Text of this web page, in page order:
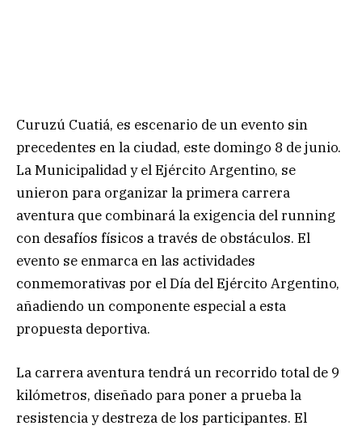
Curuzú Cuatiá, es escenario de un evento sin
precedentes en la ciudad, este domingo 8 de junio.
La Municipalidad y el Ejército Argentino, se
unieron para organizar la primera carrera
aventura que combinará la exigencia del running
con desafíos físicos a través de obstáculos. El
evento se enmarca en las actividades
conmemorativas por el Día del Ejército Argentino,
añadiendo un componente especial a esta
propuesta deportiva.
La carrera aventura tendrá un recorrido total de 9
kilómetros, diseñado para poner a prueba la
resistencia y destreza de los participantes. El